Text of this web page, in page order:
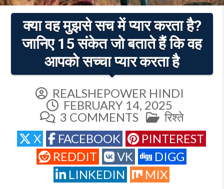
क्या वह मुझसे सच में प्यार करता है?
जानिए 15 संकेत जो बताते हैं कि वह
आपको सच्चा प्यार करता है
REALSHEPOWER HINDI
FEBRUARY 14, 2025
3 COMMENTSON
क्या
वह
मुझसे
सच
में
POSTED
IN
रिश्ते
X
FACEBOOK
PINTEREST
REDDIT
VK
DIGG
LINKEDIN
MIX